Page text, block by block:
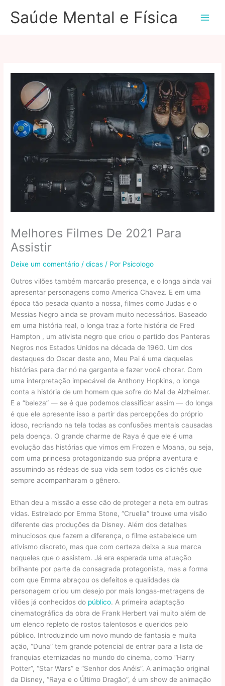
paraSaúde Mental e Física
Melhores Filmes De 2021 Para
Assistir
Deixe um comentário /dicas / Por Psicologo
Outros vilões também marcarão presença, e o longa ainda vai
apresentar personagens como America Chavez. E em uma
época tão pesada quanto a nossa, filmes como Judas e o
Messias Negro ainda se provam muito necessários. Baseado
em uma história real, o longa traz a forte história de Fred
Hampton , um ativista negro que criou o partido dos Panteras
Negros nos Estados Unidos na década de 1960. Um dos
destaques do Oscar deste ano, Meu Pai é uma daquelas
histórias para dar nó na garganta e fazer você chorar. Com
uma interpretação impecável de Anthony Hopkins, o longa
conta a história de um homem que sofre do Mal de Alzheimer.
E a “beleza” — se é que podemos classificar assim — do longa
é que ele apresente isso a partir das percepções do próprio
idoso, recriando na tela todas as confusões mentais causadas
pela doença. O grande charme de Raya é que ele é uma
evolução das histórias que vimos em Frozen e Moana, ou seja,
com uma princesa protagonizando sua própria aventura e
assumindo as rédeas de sua vida sem todos os clichês que
sempre acompanharam o gênero.
Ethan deu a missão a esse cão de proteger a neta em outras
vidas. Estrelado por Emma Stone, “Cruella” trouxe uma visão
diferente das produções da Disney. Além dos detalhes
minuciosos que fazem a diferença, o filme estabelece um
ativismo discreto, mas que com certeza deixa a sua marca
naqueles que o assistem. Já era esperada uma atuação
brilhante por parte da consagrada protagonista, mas a forma
com que Emma abraçou os defeitos e qualidades da
personagem criou um desejo por mais longas-metragens de
vilões já conhecidos do público. A primeira adaptação
cinematográfica da obra de Frank Herbert vai muito além de
um elenco repleto de rostos talentosos e queridos pelo
público. Introduzindo um novo mundo de fantasia e muita
ação, “Duna” tem grande potencial de entrar para a lista de
franquias eternizadas no mundo do cinema, como “Harry
Potter”, “Star Wars” e “Senhor dos Anéis”. A animação original
da Disney, “Raya e o Último Dragão”, é um show de animação